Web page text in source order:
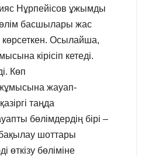
Нұрпейісов ұжымды
басшылары жас
көрсеткен. Осылайша,
кірісіп кетеді.
Көп
жауап-
таңда
бөлімдердің бірі –
шоттары
өткізу бөліміне